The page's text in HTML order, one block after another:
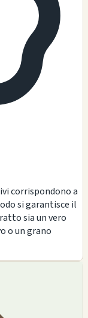
corrispondono a
si garantisce il
sia un vero
o un grano